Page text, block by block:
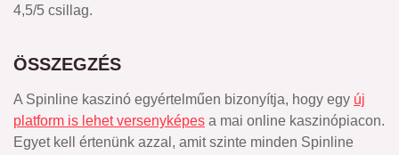
4,5/5 csillag.
ÖSSZEGZÉS
A Spinline kaszinó egyértelműen bizonyítja, hogy egy új
platform is lehet versenyképes a mai online kaszinópiacon.
Egyet kell értenünk azzal, amit szinte minden Spinline